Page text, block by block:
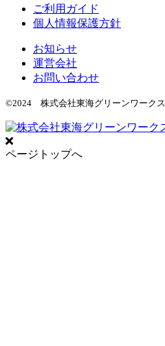
ご利用ガイド
個人情報保護方針
お知らせ
運営会社
お問い合わせ
©2024 株式会社東海グリーンワークス
ページトップへ